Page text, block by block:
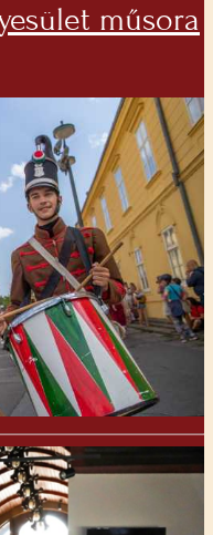
műsora